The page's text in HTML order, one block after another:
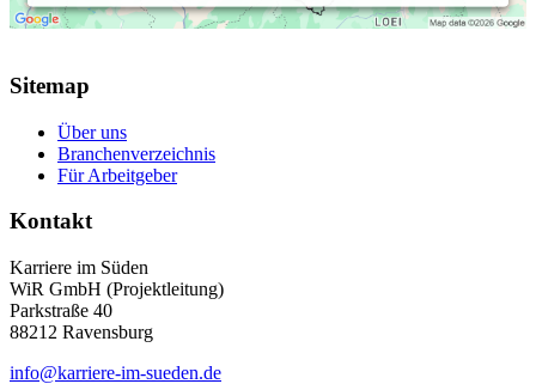
Sitemap
Über uns
Branchenverzeichnis
Für Arbeitgeber
Kontakt
Karriere im Süden
WiR GmbH (Projektleitung)
Parkstraße 40
88212 Ravensburg
info@karriere-im-sueden.de